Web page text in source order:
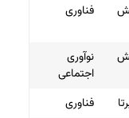
فناوری
نوآوری
اجتماعی
فناوری